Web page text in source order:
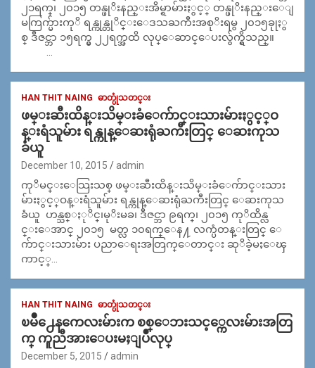
၂၁ရက္၊ ၂၀၁၅ တန္ဖုိးနည္းအိမ္ရာမ်ားႏွင့္ တန္ဖုိးနည္းေျ
မကြက္မ်ားကုိ ရန္ကုန္တုိင္းေဒသႀကီးအစုိးရမွ ၂၀၁၅ခုုႏွ
စ္ ဒီဇင္ဘာ ၁၅ရက္မွ ၂၂ရက္အထိ လုပ္ေဆာင္ေပးလွ်က္ရွိသည္။
HAN THIT NAING ဓာတ္ပုံသတင္း
ဖမ္းဆီးထိန္းသိမ္းခံေက်ာင္းသားမ်ားႏွင့္ဝ
န္းရံသူမ်ား ရန္ကုန္ေဆးရုံႀကီးတြင္ ေဆးကုသ
ခံယူ
December 10, 2015 admin
ကုိမင္းေသြးသစ္ ဖမ္းဆီးထိန္းသိမ္းခံေက်ာင္းသား
မ်ားႏွင့္ဝန္းရံသူမ်ား ရန္ကုန္ေဆးရုံႀကီးတြင္ ေဆးကုသ
ခံယူ ဟန္သစ္ႏုိင္၊မုိးမခ၊ ဒီဇင္ဘာ ၉ရက္၊ ၂၀၁၅ ကုိထိန္လ
င္းေအာင္ ၂၀၁၅ မတ္လ ၁၀ရက္ေန႔ လက္ပံတန္းတြင္ ေ
က်ာင္းသားမ်ား ပညာေရးအတြက္ေတာင္း ဆုိခဲ့မႈေၾ
ကာင့္…
HAN THIT NAING ဓာတ္ပုံသတင္း
ၿမိဳ႕ေနကေလးမ်ားက စစ္ေဘးသင့္ကေလးမ်ားအတြ
က္ ကူညီအားေပးမႈျပဳလုပ္
December 5, 2015 admin